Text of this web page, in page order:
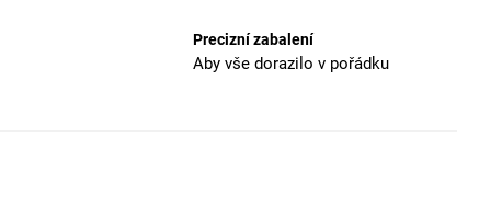
Precizní zabalení
Aby vše dorazilo v pořádku